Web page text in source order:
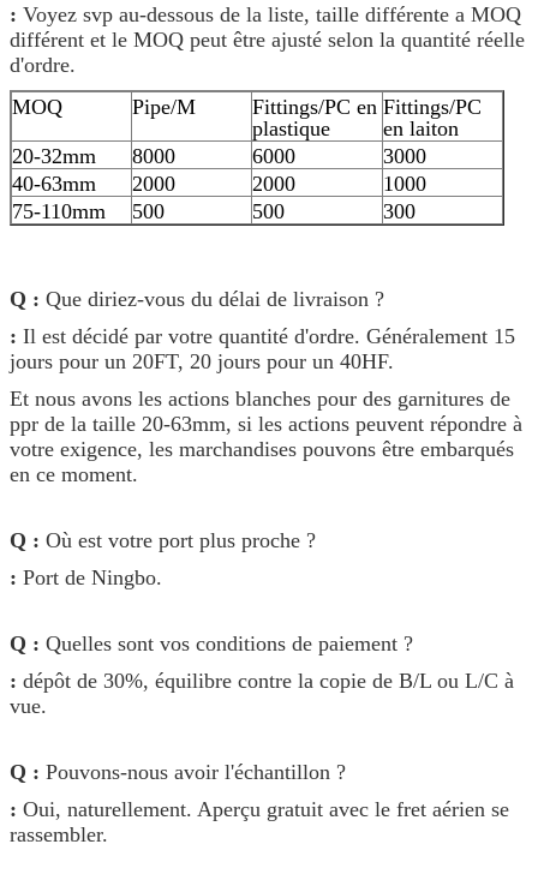
: Voyez svp au-dessous de la liste, taille différente a MOQ
différent et le MOQ peut être ajusté selon la quantité réelle
d'ordre.
MOQ
Pipe/M
Fittings/PC en
plastique
Fittings/PC
en laiton
20-32mm
8000 6000
3000
40-63mm
2000 2000
1000
75-110mm
500 500 300
Q : Que diriez-vous du délai de livraison ?
: Il est décidé par votre quantité d'ordre. Généralement 15
jours pour un 20FT, 20 jours pour un 40HF.
Et nous avons les actions blanches pour des garnitures de
ppr de la taille 20-63mm, si les actions peuvent répondre à
votre exigence, les marchandises pouvons être embarqués
en ce moment.
Q : Où est votre port plus proche ?
: Port de Ningbo.
Q : Quelles sont vos conditions de paiement ?
: dépôt de 30%, équilibre contre la copie de B/L ou L/C à
vue.
Q : Pouvons-nous avoir l'échantillon ?
: Oui, naturellement. Aperçu gratuit avec le fret aérien se
rassembler.